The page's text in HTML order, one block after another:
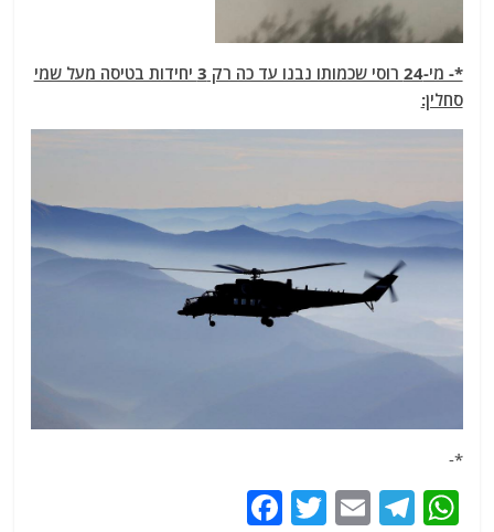
*- מי-24 רוסי שכמותו נבנו עד כה רק 3 יחידות בטיסה מעל שמי
סחלין:
*-
W
T
E
T